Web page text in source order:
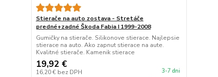
Stierače na auto zostava - Stretáče
predné+zadné Škoda Fabia I 1999-2008
Gumičky na stierače. Silikonove stierace. Najlepsie
stierace na auto. Ako zapnut stierace na aute.
Kvalitné stierače. Kamenik stierace
19,92 €
16,20 € bez DPH 3-7 dni